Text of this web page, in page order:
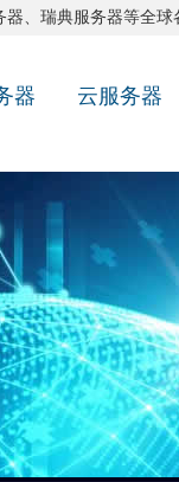
器、 瑞典服务器等全球
器 云服务器